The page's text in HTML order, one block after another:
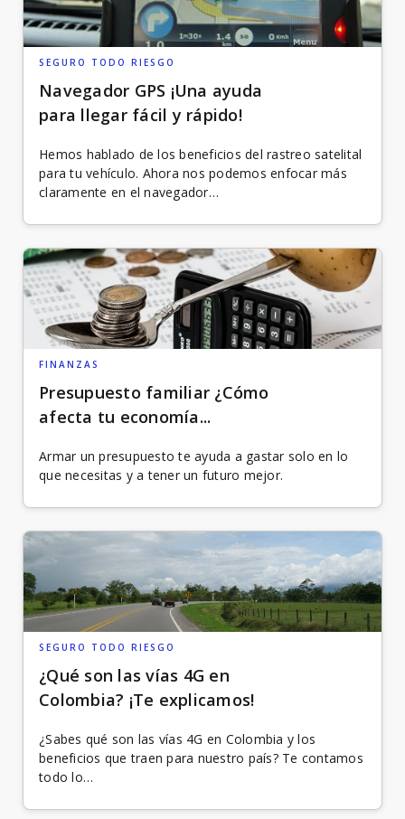
SEGURO TODO RIESGO
Navegador GPS ¡Una ayuda
para llegar fácil y rápido!
Hemos hablado de los beneficios del rastreo satelital
para tu vehículo. Ahora nos podemos enfocar más
claramente en el navegador…
FINANZAS
Presupuesto familiar ¿Cómo
afecta tu economía...
Armar un presupuesto te ayuda a gastar solo en lo
que necesitas y a tener un futuro mejor.
SEGURO TODO RIESGO
¿Qué son las vías 4G en
Colombia? ¡Te explicamos!
¿Sabes qué son las vías 4G en Colombia y los
beneficios que traen para nuestro país? Te contamos
todo lo…